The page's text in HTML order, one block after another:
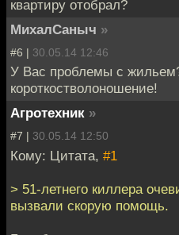
квартиру отобрал?
МихалСаныч »
#6 | 30.05.14 12:46
У Вас проблемы с
короткостволоношение!
Агротехник »
#7 | 30.05.14 12:50
Кому: Цитата, #1
> 51-летнего киллера
вызвали скорую помощь.